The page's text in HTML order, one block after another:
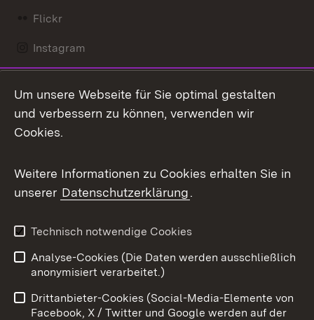
Flickr
Instagram
Mastodon
Messenger
Social Wall
X / Twitter
Youtube
Benutzungshinweise
Barrierefreiheit
Um unsere Webseite für Sie optimal gestalten
und verbessern zu können, verwenden wir
Cookies.
Weitere Informationen zu Cookies erhalten Sie in
unserer Datenschutzerklärung.
Technisch notwendige Cookies
Analyse-Cookies (Die Daten werden ausschließlich
anonymisiert verarbeitet.)
Drittanbieter-Cookies (Social-Media-Elemente von
Facebook, X / Twitter und Google werden auf der